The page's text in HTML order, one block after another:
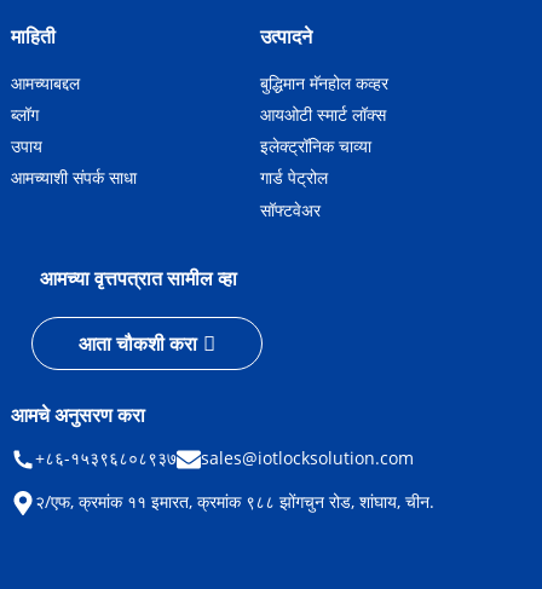
माहिती
आमच्याबद्दल
ब्लॉग
उपाय
आमच्याशी संपर्क साधा
उत्पादने
बुद्धिमान मॅनहोल कव्हर
आयओटी स्मार्ट लॉक्स
इलेक्ट्रॉनिक चाव्या
गार्ड पेट्रोल
सॉफ्टवेअर
आमच्या वृत्तपत्रात सामील व्हा
आता चौकशी करा
आमचे अनुसरण करा
+८६-१५३९६८०८९३७
sales@iotlocksolution.com
२/एफ, क्रमांक ११ इमारत, क्रमांक ९८८ झोंगचुन रोड, शांघाय, चीन.